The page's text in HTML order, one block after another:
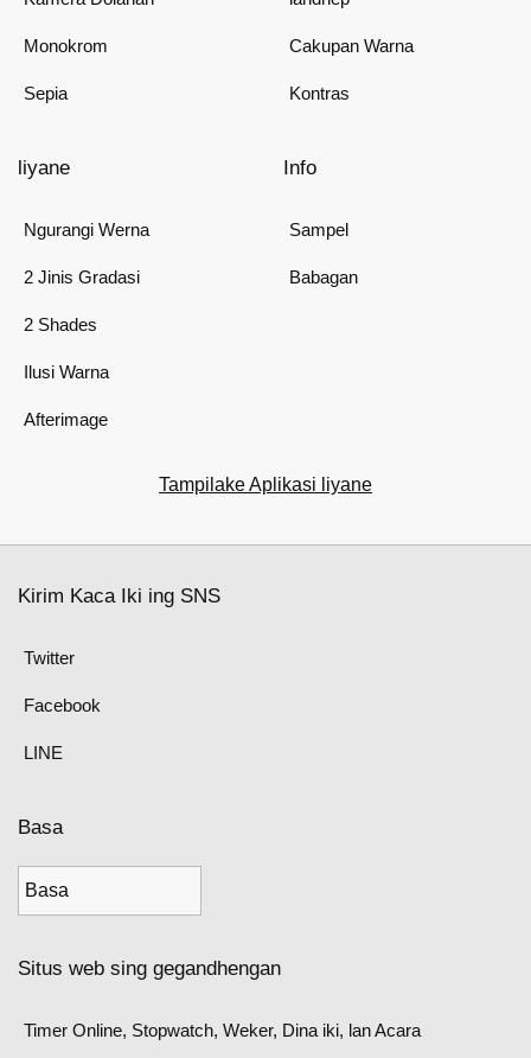
Monokrom
Sepia
Cakupan Warna
Kontras
liyane
Ngurangi Werna
2 Jinis Gradasi
2 Shades
Ilusi Warna
Afterimage
Info
Sampel
Babagan
Tampilake Aplikasi liyane
Kirim Kaca Iki ing SNS
Twitter
Facebook
LINE
Basa
Situs web sing gegandhengan
Timer Online, Stopwatch, Weker, Dina iki, lan Acara